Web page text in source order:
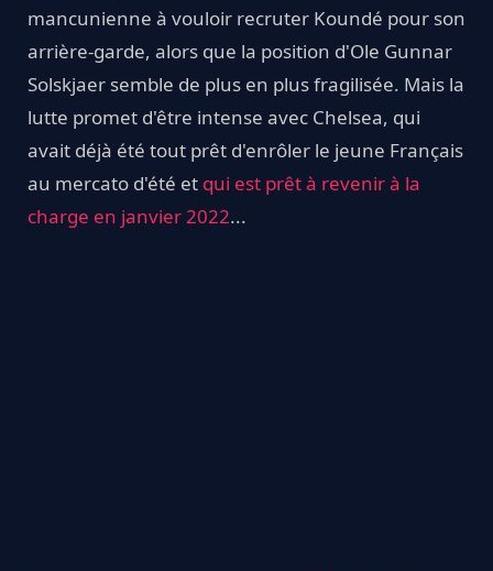
mancunienne à vouloir recruter Koundé pour son
arrière-garde, alors que la position d'Ole Gunnar
Solskjaer semble de plus en plus fragilisée. Mais la
lutte promet d'être intense avec Chelsea, qui
avait déjà été tout prêt d'enrôler le jeune Français
au mercato d'été et qui est prêt à revenir à la
charge en janvier 2022...